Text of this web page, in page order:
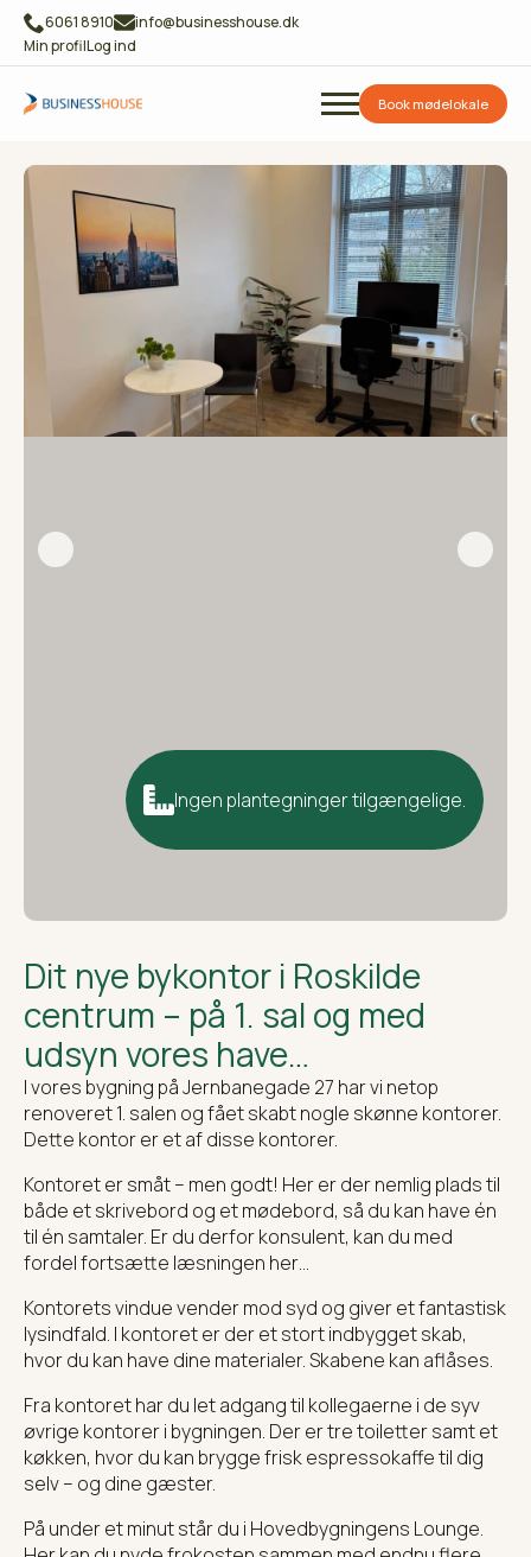
6061 8910
info@businesshouse.dk
Min profilLog ind
Book mødelokale
Ingen plantegninger tilgængelige.
Dit nye bykontor i Roskilde
centrum – på 1. sal og med
udsyn vores have…
I vores bygning på Jernbanegade 27 har vi netop
renoveret 1. salen og fået skabt nogle skønne kontorer.
Dette kontor er et af disse kontorer.
Kontoret er småt – men godt! Her er der nemlig plads til
både et skrivebord og et mødebord, så du kan have én
til én samtaler. Er du derfor konsulent, kan du med
fordel fortsætte læsningen her…
Kontorets vindue vender mod syd og giver et fantastisk
lysindfald. I kontoret er der et stort indbygget skab,
hvor du kan have dine materialer. Skabene kan aflåses.
Fra kontoret har du let adgang til kollegaerne i de syv
øvrige kontorer i bygningen. Der er tre toiletter samt et
køkken, hvor du kan brygge frisk espressokaffe til dig
selv – og dine gæster.
På under et minut står du i Hovedbygningens Lounge.